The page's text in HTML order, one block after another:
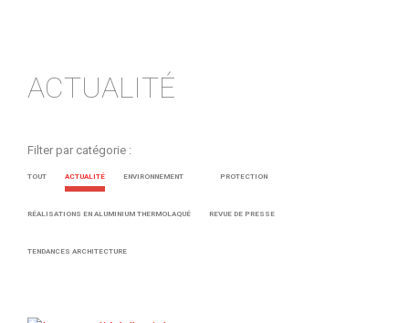
ACTUALITÉ
Filter par catégorie :
TOUT ACTUALITÉ ENVIRONNEMENT PROTECTION
RÉALISATIONS EN ALUMINIUM THERMOLAQUÉ REVUE DE PRESSE
TENDANCES ARCHITECTURE